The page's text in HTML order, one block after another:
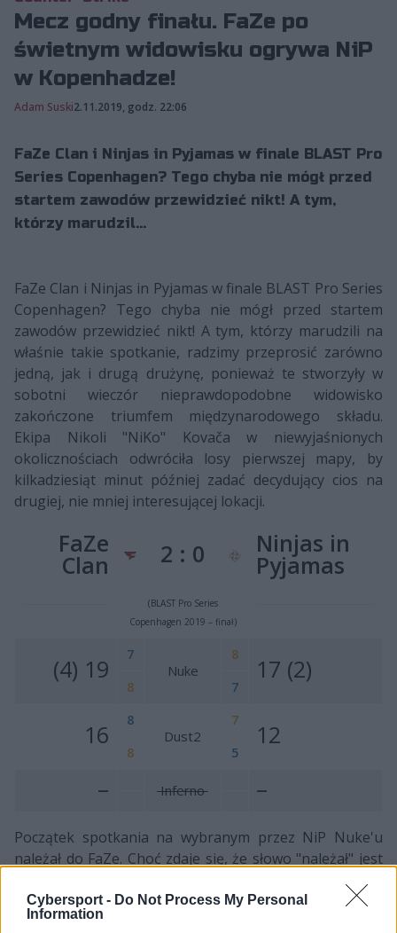
Cybersport - Do Not Process My Personal
Information
Mecz godny finału. FaZe po
świetnym widowisku ogrywa NiP
w Kopenhadze!
Adam Suski2.11.2019, godz. 22:06
FaZe Clan i Ninjas in Pyjamas w finale BLAST Pro
Series Copenhagen? Tego chyba nie mógł przed
startem zawodów przewidzieć nikt! A tym,
którzy marudzil...
FaZe Clan i Ninjas in Pyjamas w finale BLAST Pro Series
Copenhagen? Tego chyba nie mógł przed startem
zawodów przewidzieć nikt! A tym, którzy marudzili na
właśnie takie spotkanie, radzimy przeprosić zarówno
jedną, jak i drugą drużynę, ponieważ te stworzyły w
sobotni wieczór nieprawdopodobne widowisko
zakończone triumfem międzynarodowego składu.
Ekipa Nikoli "NiKo" Kovača w niewyjaśnionych
okolicznościach odwróciła losy pierwszej mapy, by
kilkadziesiąt minut później zadać decydujący cios na
drugiej, nie mniej interesującej lokacji.
FaZe
Clan 2 : 0 Ninjas in
Pyjamas
(BLAST Pro Series
Copenhagen 2019 – finał)
(4) 19 7
Nuke
8 17 (2)
8 7
16 8
Dust2
7 12
8 5
– Inferno –
Początek spotkania na wybranym przez NiP Nuke'u
należał do FaZe. Choć zdaje się, że słowo "należał" jest
tutaj sporym nadużyciem, bo po dwóch
inauguracyjnych zwycięstwach gwiazdorski skład
szybko spuścił z tonu. Szwedzi zaś, mimo gry po stronie